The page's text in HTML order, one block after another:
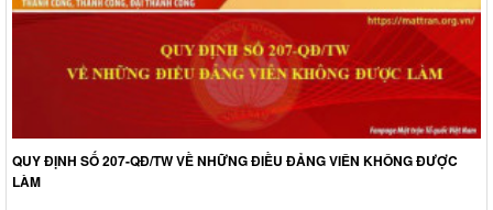
QUY ĐỊNH SỐ 207-QĐ/TW VỀ NHỮNG ĐIỀU ĐẢNG VIÊN KHÔNG ĐƯỢC
LÀM